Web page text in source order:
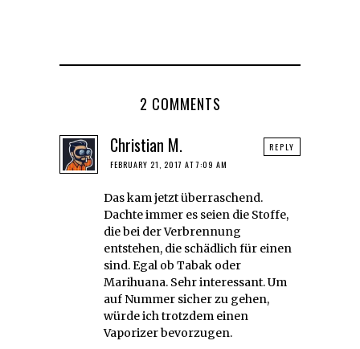
2 COMMENTS
Christian M.
FEBRUARY 21, 2017 AT 7:09 AM
Das kam jetzt überraschend.
Dachte immer es seien die Stoffe,
die bei der Verbrennung
entstehen, die schädlich für einen
sind. Egal ob Tabak oder
Marihuana. Sehr interessant. Um
auf Nummer sicher zu gehen,
würde ich trotzdem einen
Vaporizer bevorzugen.
REPLY